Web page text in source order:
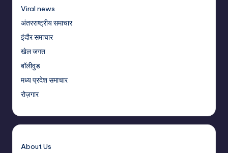
Viral news
अंतरराष्ट्रीय समाचार
इंदौर समाचार
खेल जगत
बॉलीवुड
मध्य प्रदेश समाचार
रोज़गार
About Us